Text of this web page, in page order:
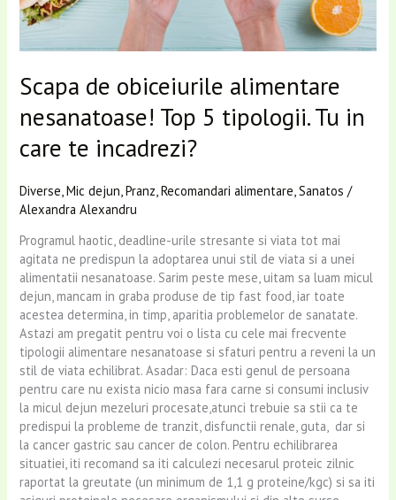
Scapa de obiceiurile alimentare
nesanatoase! Top 5 tipologii. Tu in
care te incadrezi?
Diverse ,Mic dejun ,Pranz ,Recomandari alimentare ,Sanatos /
Alexandra Alexandru
Programul haotic, deadline-urile stresante si viata tot mai
agitata ne predispun la adoptarea unui stil de viata si a unei
alimentatii nesanatoase. Sarim peste mese, uitam sa luam micul
dejun, mancam in graba produse de tip fast food, iar toate
acestea determina, in timp, aparitia problemelor de sanatate.
Astazi am pregatit pentru voi o lista cu cele mai frecvente
tipologii alimentare nesanatoase si sfaturi pentru a reveni la un
stil de viata echilibrat. Asadar: Daca esti genul de persoana
pentru care nu exista nicio masa fara carne si consumi inclusiv
la micul dejun mezeluri procesate,atunci trebuie sa stii ca te
predispui la probleme de tranzit, disfunctii renale, guta, dar si
la cancer gastric sau cancer de colon. Pentru echilibrarea
situatiei, iti recomand sa iti calculezi necesarul proteic zilnic
raportat la greutate (un minimum de 1,1 g proteine/kgc) si sa iti
care
te
incadrezi?